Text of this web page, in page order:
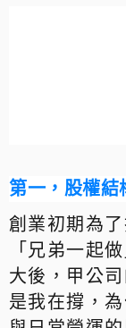
第一，股權結
創業初期為
「兄弟一起
大後，甲公
是我在撐，